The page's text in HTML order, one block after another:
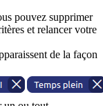
pouvez supprimer
et relancer votre
de la façon